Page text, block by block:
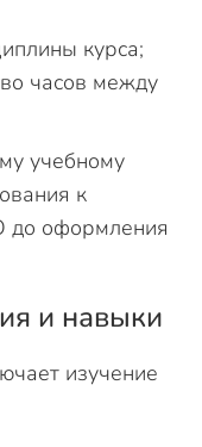
курса;
часов между
учебному
к
оформления
и навыки
изучение